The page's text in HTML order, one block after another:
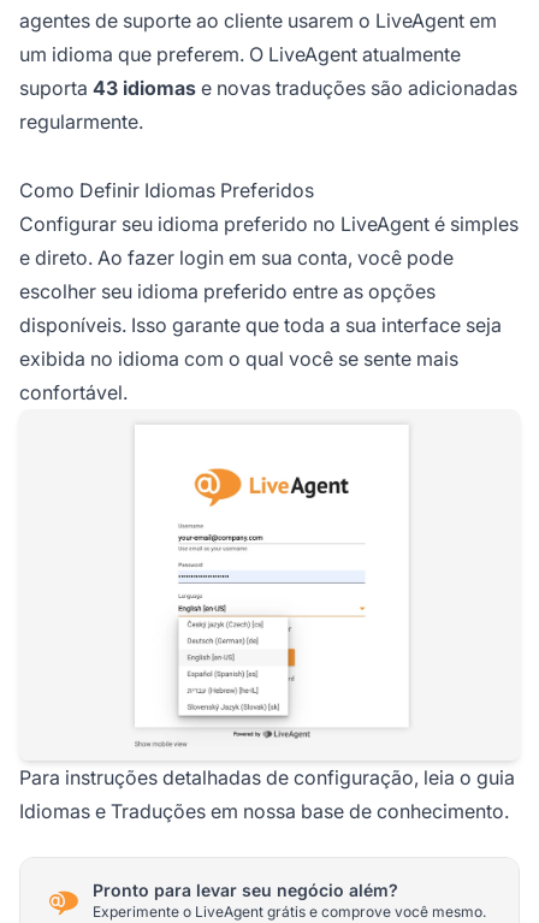
agentes de suporte ao cliente usarem o LiveAgent em
um idioma que preferem. O LiveAgent atualmente
suporta 43 idiomas e novas traduções são adicionadas
regularmente.
Como Definir Idiomas Preferidos
Configurar seu idioma preferido no LiveAgent é simples
e direto. Ao fazer login em sua conta, você pode
escolher seu idioma preferido entre as opções
disponíveis. Isso garante que toda a sua interface seja
exibida no idioma com o qual você se sente mais
confortável.
Para instruções detalhadas de configuração, leia o guia
Idiomas e Traduções em nossa base de conhecimento.
Pronto para levar seu negócio além?
Experimente o LiveAgent grátis e comprove você mesmo.